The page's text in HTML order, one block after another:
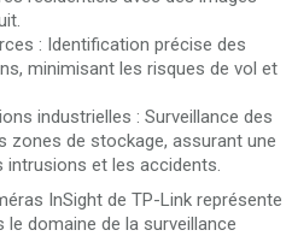
: Identification précise des
minimisant les risques de vol et
industrielles : Surveillance des
zones de stockage, assurant une
et les accidents.
InSight de TP-Link représente
domaine de la surveillance